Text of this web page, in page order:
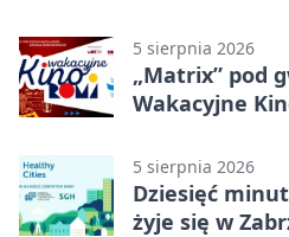
5 sierpnia 2026
„Matrix” pod
Wakacyjne
5 sierpnia 2026
Dziesięć
żyje się w